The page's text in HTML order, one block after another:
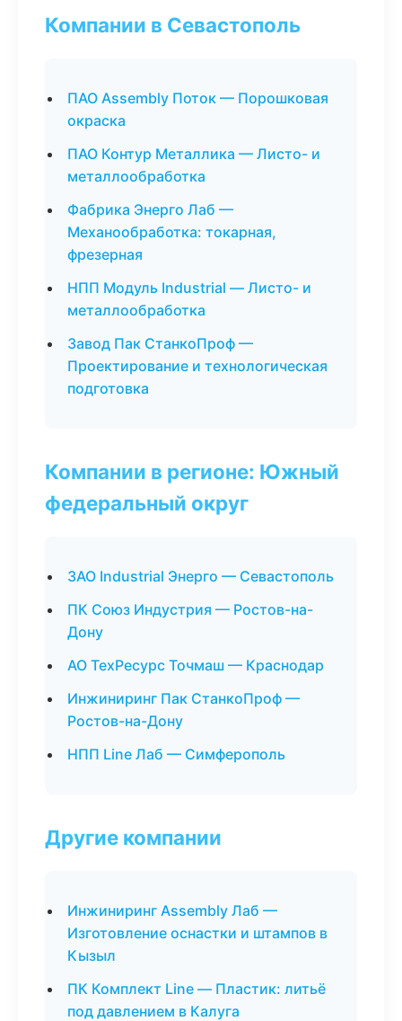
Компании в Севастополь
ПАО Assembly Поток — Порошковая
окраска
ПАО Контур Металлика — Листо- и
металлообработка
Фабрика Энерго Лаб —
Механообработка: токарная,
фрезерная
НПП Модуль Industrial — Листо- и
металлообработка
Завод Пак СтанкоПроф —
Проектирование и технологическая
подготовка
Компании в регионе: Южный
федеральный округ
ЗАО Industrial Энерго — Севастополь
ПК Союз Индустрия — Ростов-на-
Дону
АО ТехРесурс Точмаш — Краснодар
Инжиниринг Пак СтанкоПроф —
Ростов-на-Дону
НПП Line Лаб — Симферополь
Другие компании
Инжиниринг Assembly Лаб —
Изготовление оснастки и штампов в
Кызыл
ПК Комплект Line — Пластик: литьё
под давлением в Калуга